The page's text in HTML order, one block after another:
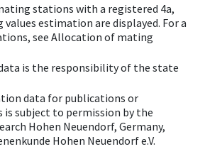
stations with a registered 4a,
estimation are displayed. For a
see Allocation of mating
is the responsibility of the state
data for publications or
is subject to permission by the
Hohen Neuendorf, Germany,
Hohen Neuendorf e.V.